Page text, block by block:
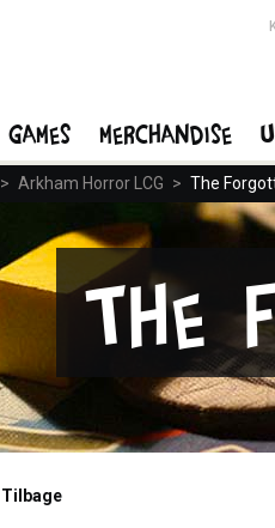
> Arkham Horror LCG > The
The
Tilbage
Games Merchandise